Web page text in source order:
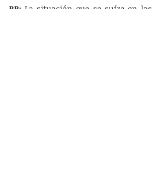
RR: La situación que se sufre en las